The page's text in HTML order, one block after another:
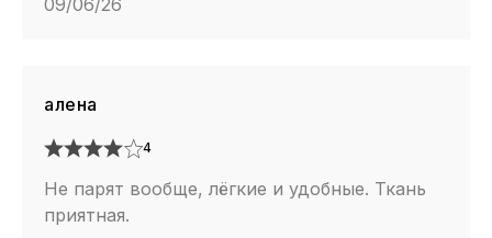
09/06/26
алена
4
Не парят вообще, лёгкие и удобные. Ткань
приятная.